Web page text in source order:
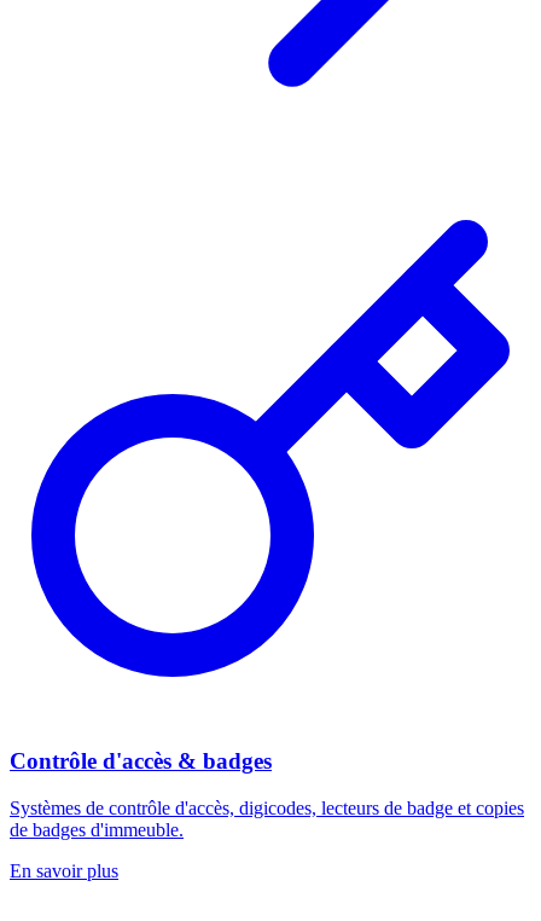
Contrôle d'accès & badges
Systèmes de contrôle d'accès, digicodes, lecteurs de badge et copies
de badges d'immeuble.
En savoir plus